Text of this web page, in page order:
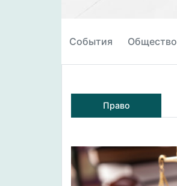
События Общество
Право